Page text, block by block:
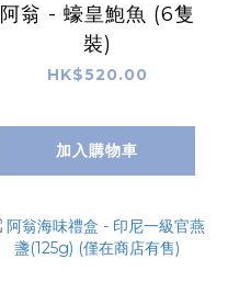
阿翁 - 蠔皇鮑魚 (6隻
裝)
HK$520.00
加入購物車